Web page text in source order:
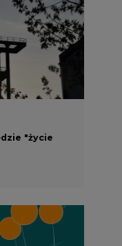
"życie